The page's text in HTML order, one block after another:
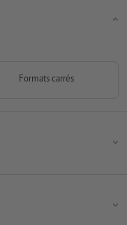
Formats carrés